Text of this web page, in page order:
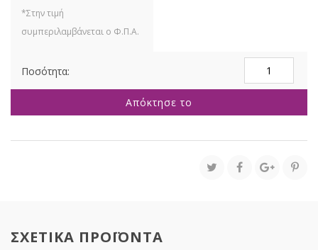
ΣΤΕΦΑΝΙ
ΜΕ
BERRIES
ΚΛΑΔΙΑ
ΕΛΑΤΟΥ
Απόκτησε το
ΣΧΕΤΙΚΑ ΠΡΟΪΟΝΤΑ